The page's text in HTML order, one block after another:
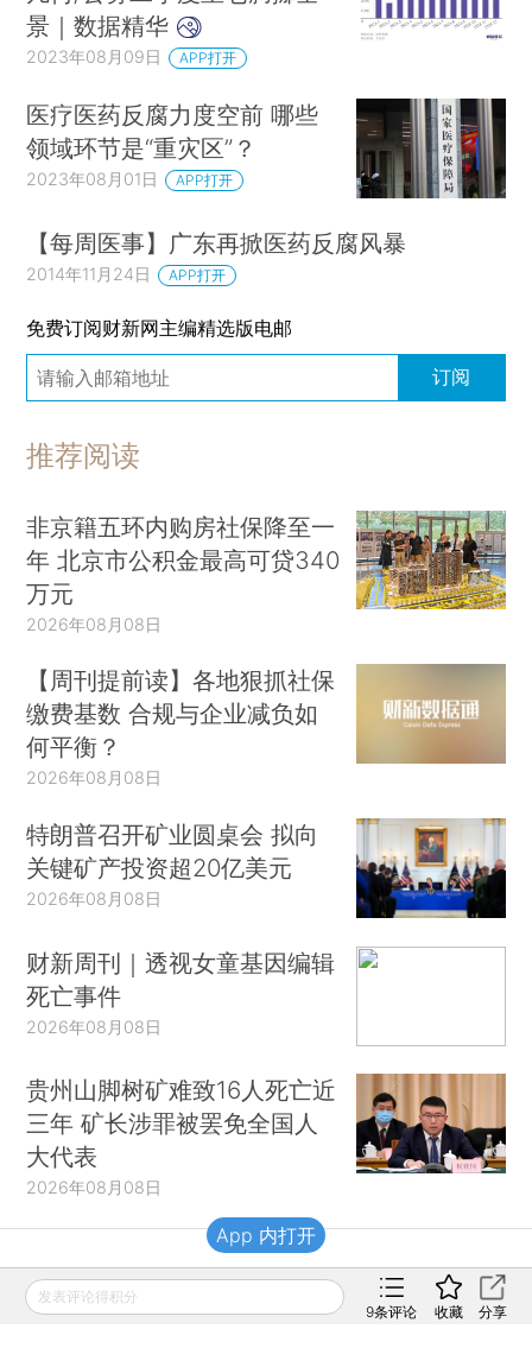
景｜数据精华
2023年08月09日 APP打开
医疗医药反腐力度空前 哪些
领域环节是“重灾区”？
2023年08月01日 APP打开
【每周医事】广东再掀医药反腐风暴
2014年11月24日 APP打开
免费订阅财新网主编精选版电邮
订阅
推荐阅读
非京籍五环内购房社保降至一
年 北京市公积金最高可贷340
万元
2026年08月08日
【周刊提前读】各地狠抓社保
缴费基数 合规与企业减负如
何平衡？
2026年08月08日
特朗普召开矿业圆桌会 拟向
关键矿产投资超20亿美元
2026年08月08日
财新周刊｜透视女童基因编辑
死亡事件
2026年08月08日
贵州山脚树矿难致16人死亡近
三年 矿长涉罪被罢免全国人
大代表
2026年08月08日
财新移动
发表评论得积分
9条评论 收藏 分享
App 内打开